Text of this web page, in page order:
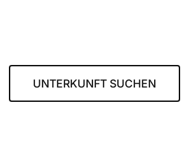
UNTERKUNFT SUCHEN